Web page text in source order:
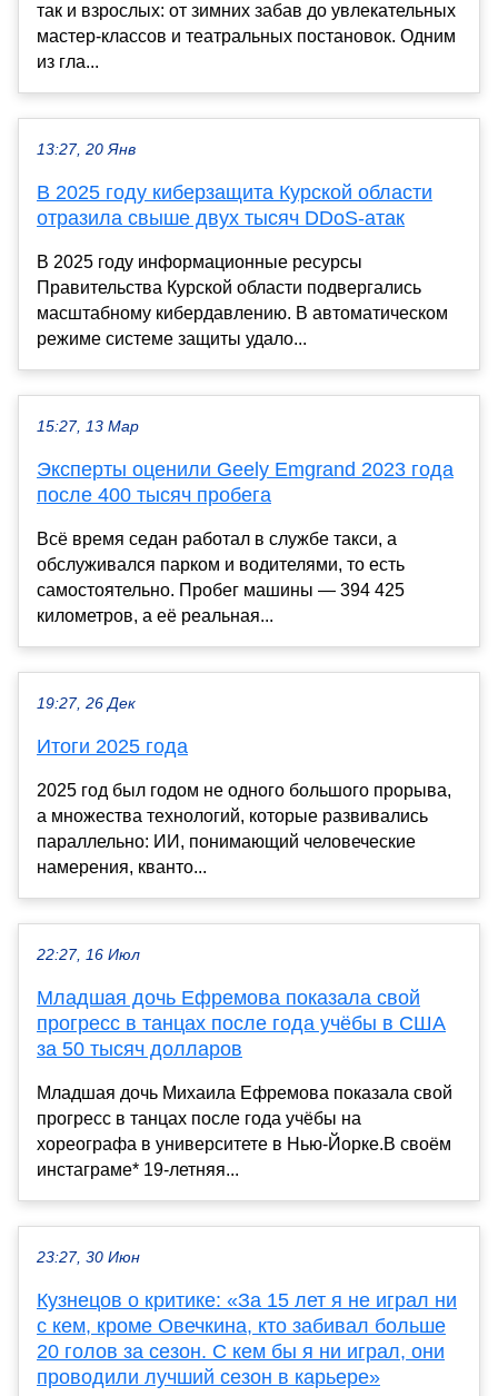
так и взрослых: от зимних забав до увлекательных
мастер-классов и театральных постановок. Одним
из гла...
13:27, 20 Янв
В 2025 году киберзащита Курской области
отразила свыше двух тысяч DDoS-атак
В 2025 году информационные ресурсы
Правительства Курской области подвергались
масштабному кибердавлению. В автоматическом
режиме системе защиты удало...
15:27, 13 Мар
Эксперты оценили Geely Emgrand 2023 года
после 400 тысяч пробега
Всё время седан работал в службе такси, а
обслуживался парком и водителями, то есть
самостоятельно. Пробег машины — 394 425
километров, а её реальная...
19:27, 26 Дек
Итоги 2025 года
2025 год был годом не одного большого прорыва,
а множества технологий, которые развивались
параллельно: ИИ, понимающий человеческие
намерения, кванто...
22:27, 16 Июл
Младшая дочь Ефремова показала свой
прогресс в танцах после года учёбы в США
за 50 тысяч долларов
Младшая дочь Михаила Ефремова показала свой
прогресс в танцах после года учёбы на
хореографа в университете в Нью-Йорке.В своём
инстаграме* 19-летняя...
23:27, 30 Июн
Кузнецов о критике: «За 15 лет я не играл ни
с кем, кроме Овечкина, кто забивал больше
20 голов за сезон. С кем бы я ни играл, они
проводили лучший сезон в карьере»